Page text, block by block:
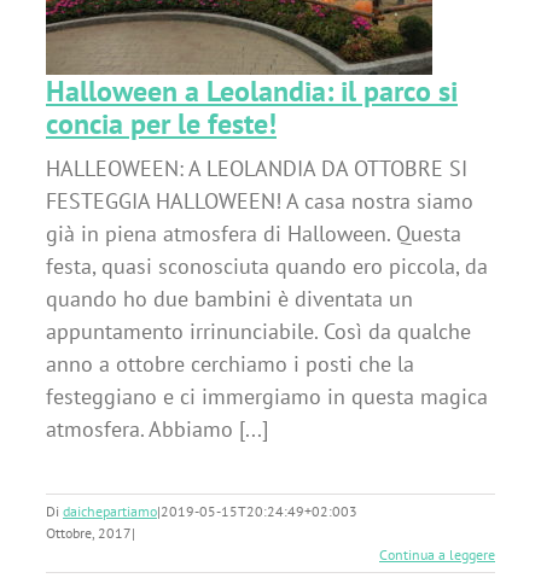
Halloween a Leolandia: il parco si
concia per le feste!
HALLEOWEEN: A LEOLANDIA DA OTTOBRE SI
FESTEGGIA HALLOWEEN! A casa nostra siamo
già in piena atmosfera di Halloween. Questa
festa, quasi sconosciuta quando ero piccola, da
quando ho due bambini è diventata un
appuntamento irrinunciabile. Così da qualche
anno a ottobre cerchiamo i posti che la
festeggiano e ci immergiamo in questa magica
atmosfera. Abbiamo [...]
Di daichepartiamo|2019-05-15T20:24:49+02:003
Ottobre, 2017|
Continua a leggere